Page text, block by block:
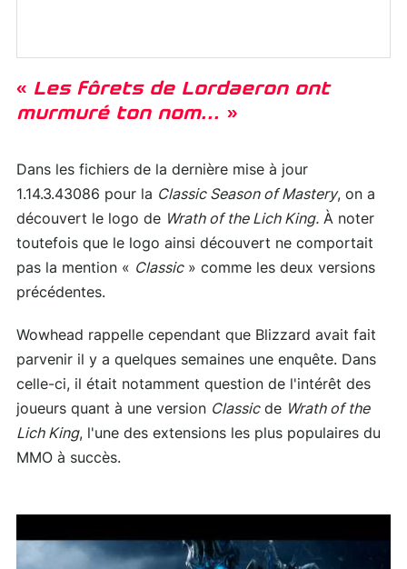
« Les fôrets de Lordaeron ont
murmuré ton nom… »
Dans les fichiers de la dernière mise à jour
1.14.3.43086 pour la Classic Season of Mastery, on a
découvert le logo de Wrath of the Lich King. À noter
toutefois que le logo ainsi découvert ne comportait
pas la mention « Classic» comme les deux versions
précédentes.
Wowhead rappelle cependant que Blizzard avait fait
parvenir il y a quelques semaines une enquête. Dans
celle-ci, il était notamment question de l'intérêt des
joueurs quant à une version Classicde Wrath of the
Lich King, l'une des extensions les plus populaires du
MMO à succès.